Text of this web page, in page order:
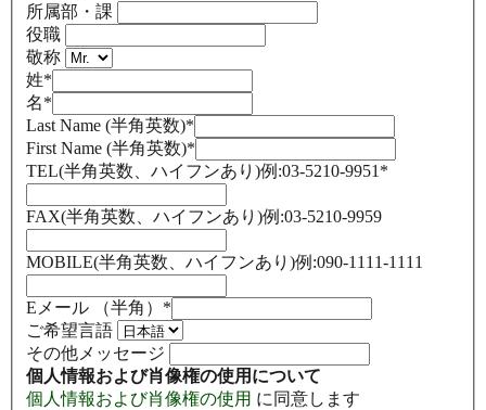
所属部・課
役職
敬称
姓*
名*
Last Name (半角英数)*
First Name (半角英数)*
TEL(半角英数、ハイフンあり)例:03-5210-9951 *
FAX(半角英数、ハイフンあり)例:03-5210-9959
MOBILE(半角英数、ハイフンあり)例:090-1111-1111
Eメール （半角） *
ご希望言語
その他メッセージ
個人情報および肖像権の使用について
個人情報および肖像権の使用 に同意します